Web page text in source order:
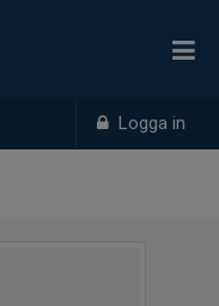
Logga in